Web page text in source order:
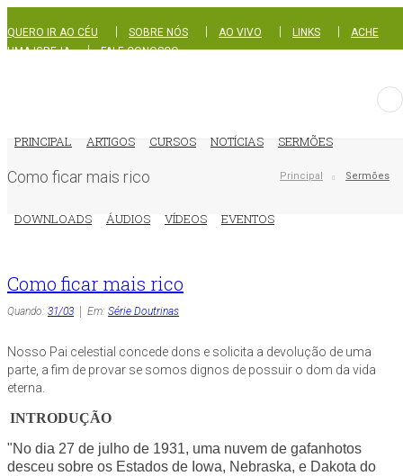
QUERO IR AO CÉU SOBRE NÓS AO VIVO LINKS
ACHE
UMA IGREJA
|FALE CONOSCO
PRINCIPAL ARTIGOS CURSOS NOTÍCIAS SERMÕES
DOWNLOADS ÁUDIOS VÍDEOS EVENTOS
Como ficar mais rico Principal Sermões
Como ficar mais rico
Quando: 31/03 Em: Série Doutrinas
Nosso Pai celestial concede dons e solicita a devolução de uma
parte, a fim de provar se somos dignos de possuir o dom da vida
eterna.
INTRODUÇÃO
"No dia 27 de julho de 1931, uma nuvem de gafanhotos
desceu sobre os Estados de Iowa, Nebraska, e Dakota do